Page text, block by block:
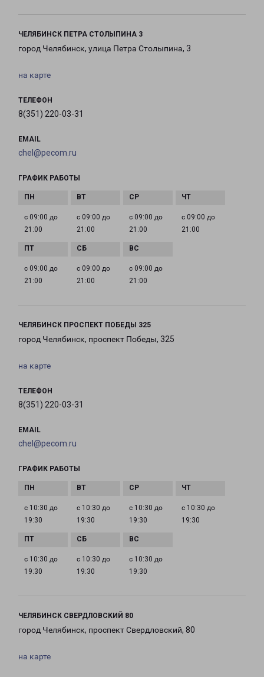
ЧЕЛЯБИНСК ПЕТРА СТОЛЫПИНА 3
город Челябинск, улица Петра Столыпина, 3
на карте
ТЕЛЕФОН
8(351) 220-03-31
EMAIL
chel@pecom.ru
ГРАФИК РАБОТЫ
с 09:00 до
21:00
с 09:00 до
21:00
с 09:00 до
21:00
с 09:00 до
21:00
с 09:00 до
21:00
с 09:00 до
21:00
с 09:00 до
21:00
ЧЕЛЯБИНСК ПРОСПЕКТ ПОБЕДЫ 325
город Челябинск, проспект Победы, 325
на карте
ТЕЛЕФОН
8(351) 220-03-31
EMAIL
chel@pecom.ru
ГРАФИК РАБОТЫ
с 10:30 до
19:30
с 10:30 до
19:30
с 10:30 до
19:30
с 10:30 до
19:30
с 10:30 до
19:30
с 10:30 до
19:30
с 10:30 до
19:30
ЧЕЛЯБИНСК СВЕРДЛОВСКИЙ 80
город Челябинск, проспект Свердловский, 80
на карте